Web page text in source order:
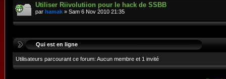
Utiliser Riivolutiion pour le hack de SSBB
par hamak » Sam 6 Nov 2010 21:35
Qui est en ligne
Utilisateurs parcourant ce forum: Aucun membre et 1 invité